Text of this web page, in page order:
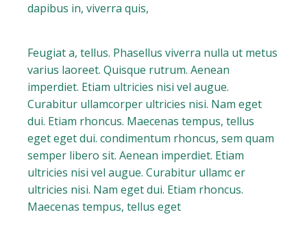
dapibus in, viverra quis,
Feugiat a, tellus. Phasellus viverra nulla ut metus
varius laoreet. Quisque rutrum. Aenean
imperdiet. Etiam ultricies nisi vel augue.
Curabitur ullamcorper ultricies nisi. Nam eget
dui. Etiam rhoncus. Maecenas tempus, tellus
eget eget dui. condimentum rhoncus, sem quam
semper libero sit. Aenean imperdiet. Etiam
ultricies nisi vel augue. Curabitur ullamc er
ultricies nisi. Nam eget dui. Etiam rhoncus.
Maecenas tempus, tellus eget